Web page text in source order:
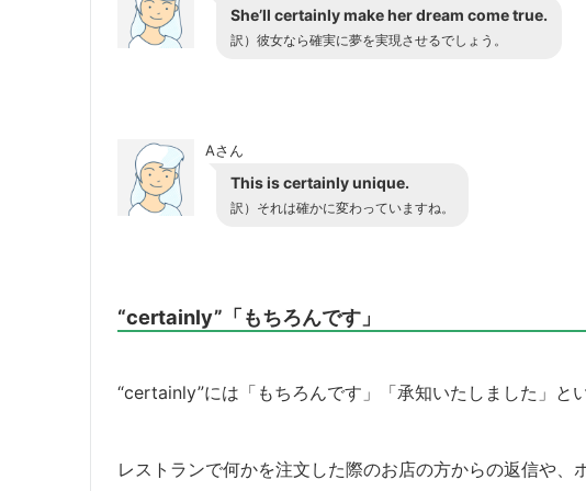
She’ll certainly make her dream come true.
訳）彼女なら確実に夢を実現させるでしょう。
Aさん
This is certainly unique.
訳）それは確かに変わっていますね。
“certainly”「もちろんです」
“certainly”には「もちろんです」「承知いたしました」と
レストランで何かを注文した際のお店の方からの返信や、